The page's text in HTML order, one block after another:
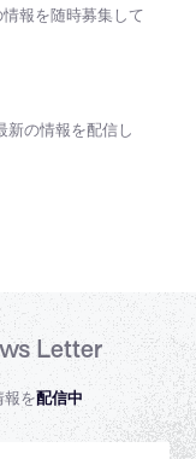
報を随時募集して
新の情報を配信し
Letter
を配信中